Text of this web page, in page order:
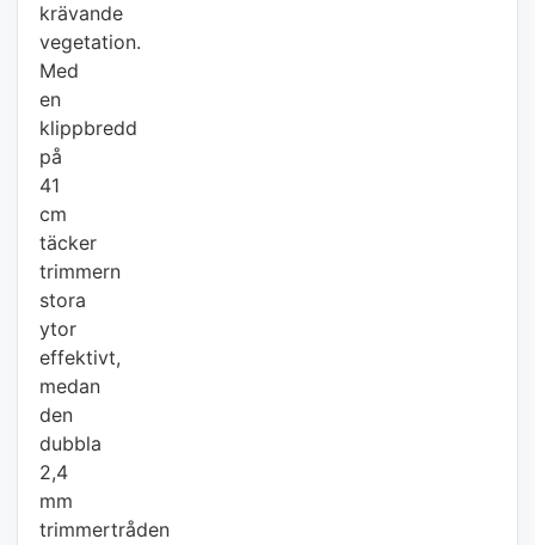
krävande
vegetation.
Med
en
klippbredd
på
41
cm
täcker
trimmern
stora
ytor
effektivt,
medan
den
dubbla
2,4
mm
trimmertråden